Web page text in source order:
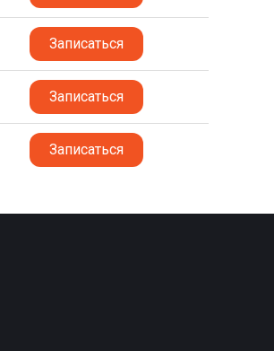
Записаться
Записаться
Записаться